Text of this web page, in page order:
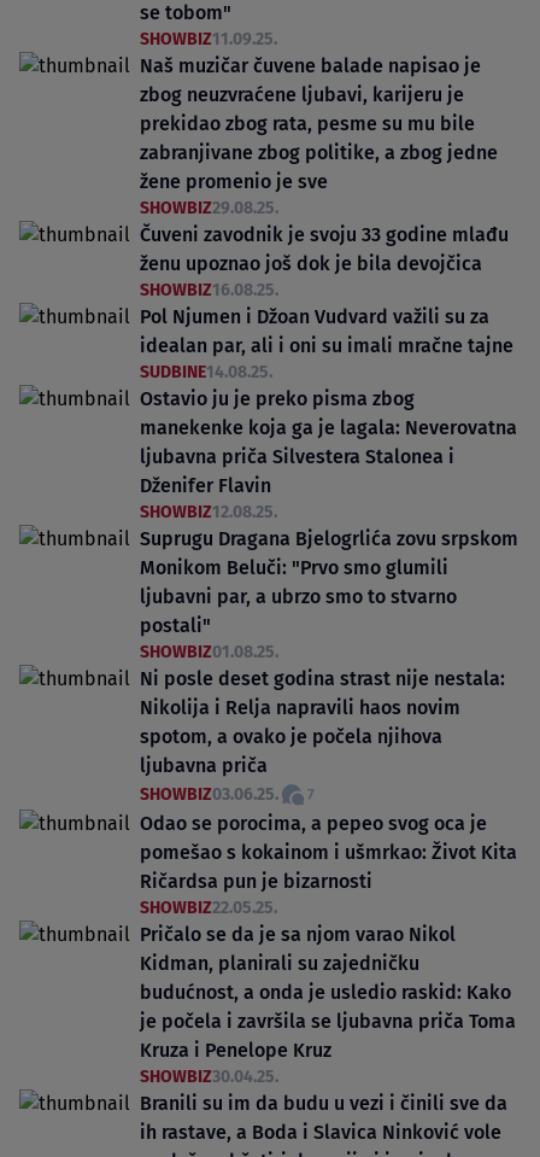
se tobom"
SHOWBIZ11.09.25.
Naš muzičar čuvene balade napisao je
zbog neuzvraćene ljubavi, karijeru je
prekidao zbog rata, pesme su mu bile
zabranjivane zbog politike, a zbog jedne
žene promenio je sve
SHOWBIZ29.08.25.
Čuveni zavodnik je svoju 33 godine mlađu
ženu upoznao još dok je bila devojčica
SHOWBIZ16.08.25.
Pol Njumen i Džoan Vudvard važili su za
idealan par, ali i oni su imali mračne tajne
SUDBINE14.08.25.
Ostavio ju je preko pisma zbog
manekenke koja ga je lagala: Neverovatna
ljubavna priča Silvestera Stalonea i
Dženifer Flavin
SHOWBIZ12.08.25.
Suprugu Dragana Bjelogrlića zovu srpskom
Monikom Beluči: "Prvo smo glumili
ljubavni par, a ubrzo smo to stvarno
postali"
SHOWBIZ01.08.25.
Ni posle deset godina strast nije nestala:
Nikolija i Relja napravili haos novim
spotom, a ovako je počela njihova
ljubavna priča
SHOWBIZ03.06.25. 7
Odao se porocima, a pepeo svog oca je
pomešao s kokainom i ušmrkao: Život Kita
Ričardsa pun je bizarnosti
SHOWBIZ22.05.25.
Pričalo se da je sa njom varao Nikol
Kidman, planirali su zajedničku
budućnost, a onda je usledio raskid: Kako
je počela i završila se ljubavna priča Toma
Kruza i Penelope Kruz
SHOWBIZ30.04.25.
Branili su im da budu u vezi i činili sve da
ih rastave, a Boda i Slavica Ninković vole